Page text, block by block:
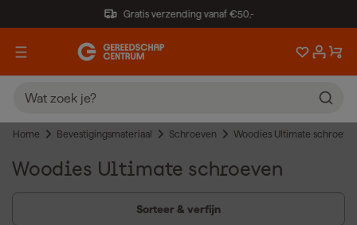
Gratis verzending vanaf €50,-
Home Bevestigingsmateriaal Schroeven Woodies Ultimate
Woodies Ultimate schroeven
Sorteer & verfijn